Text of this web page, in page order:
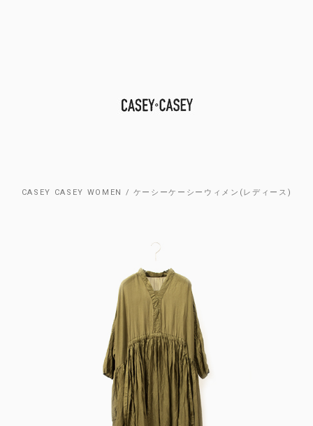
CASEY CASEY WOMEN / ケーシーケーシーウィメン(レディース)